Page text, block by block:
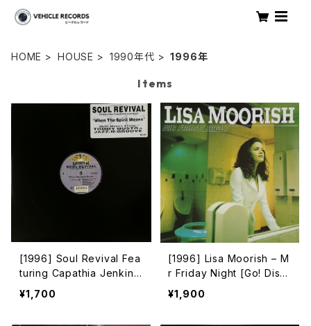
HOME HOUSE 1990年代 1996年
Items
[1996] Soul Revival Fea
turing Capathia Jenkins
– When The Spirit Move
s [Sub-Urban][2枚組]
¥1,700
[1996] Lisa Moorish – M
r Friday Night [Go! Disc
s]
¥1,900